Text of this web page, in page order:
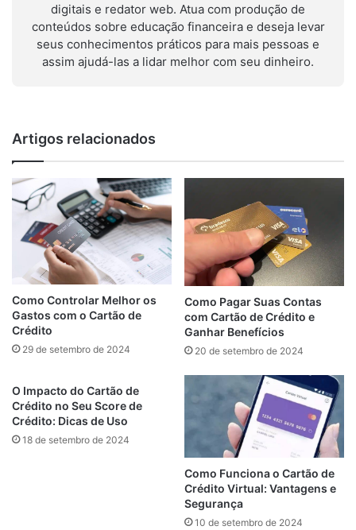
digitais e redator web. Atua com produção de
conteúdos sobre educação financeira e deseja levar
seus conhecimentos práticos para mais pessoas e
assim ajudá-las a lidar melhor com seu dinheiro.
Artigos relacionados
Como Controlar Melhor os
Gastos com o Cartão de
Crédito
29 de setembro de 2024
Como Pagar Suas Contas
com Cartão de Crédito e
Ganhar Benefícios
20 de setembro de 2024
O Impacto do Cartão de
Crédito no Seu Score de
Crédito: Dicas de Uso
18 de setembro de 2024
Como Funciona o Cartão de
Crédito Virtual: Vantagens e
Segurança
10 de setembro de 2024